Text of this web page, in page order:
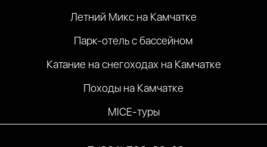
Летний Микс на Камчатке
Парк-отель с бассейном
Катание на снегоходах на Камчатке
Походы на Камчатке
MICE-туры